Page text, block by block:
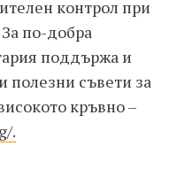
контрол при
по-добра
поддържа и
съвети за
кръвно –
.